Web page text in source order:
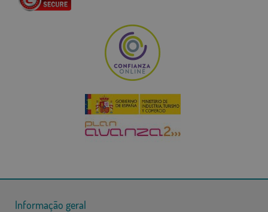
Informação geral